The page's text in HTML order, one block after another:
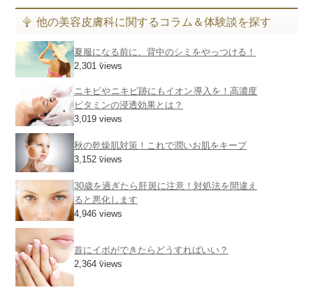
他の美容皮膚科に関するコラム＆体験談を探す
夏服になる前に、背中のシミをやっつける！
2,301 views
ニキビやニキビ跡にもイオン導入を！高濃度
ビタミンの浸透効果とは？
3,019 views
秋の乾燥肌対策！これで潤いお肌をキープ
3,152 views
30歳を過ぎたら肝斑に注意！対処法を間違え
ると悪化します
4,946 views
首にイボができたらどうすればいい？
2,364 views